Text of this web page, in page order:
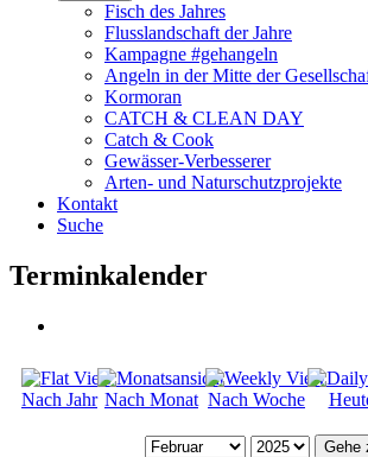
Fisch des Jahres
Flusslandschaft der Jahre
Kampagne #gehangeln
Angeln in der Mitte der
Kormoran
CATCH & CLEAN DAY
Catch & Cook
Gewässer-Verbesserer
Arten- und Naturschutzprojekte
Kontakt
Suche
Terminkalender
Nach Jahr Nach Monat Nach Woche
Gehe